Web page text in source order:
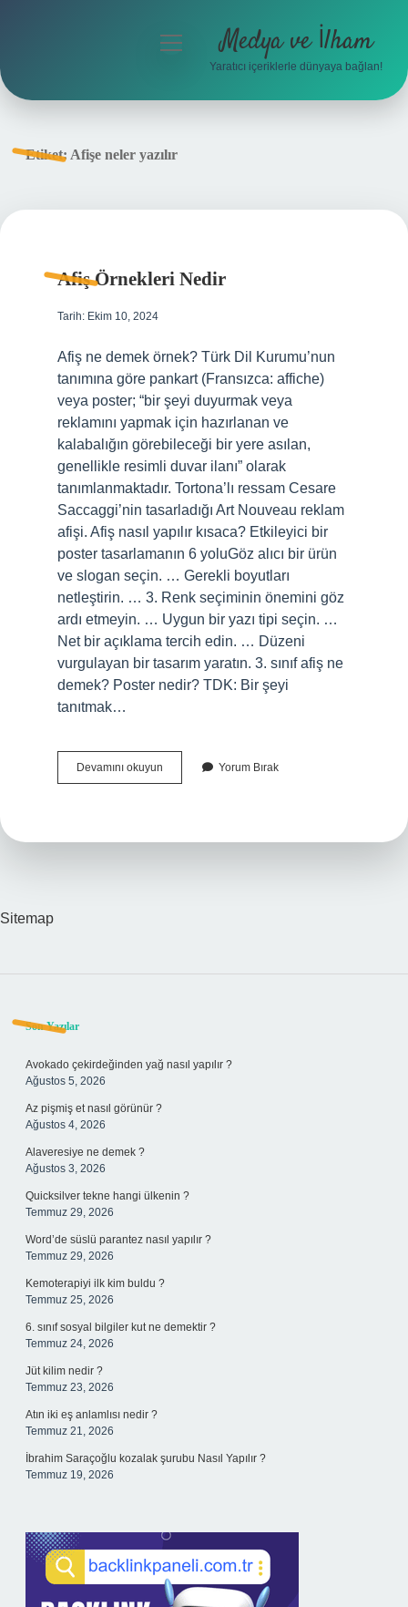
menüyü
Medya ve İlham
Yaratıcı içeriklerle dünyaya bağlan!
Etiket: Afişe neler yazılır
Afiş Örnekleri Nedir
Tarih: Ekim 10, 2024
Afiş ne demek örnek? Türk Dil Kurumu’nun
tanımına göre pankart (Fransızca: affiche)
veya poster; “bir şeyi duyurmak veya
reklamını yapmak için hazırlanan ve
kalabalığın görebileceği bir yere asılan,
genellikle resimli duvar ilanı” olarak
tanımlanmaktadır. Tortona’lı ressam Cesare
Saccaggi’nin tasarladığı Art Nouveau reklam
afişi. Afiş nasıl yapılır kısaca? Etkileyici bir
poster tasarlamanın 6 yoluGöz alıcı bir ürün
ve slogan seçin. … Gerekli boyutları
netleştirin. … 3. Renk seçiminin önemini göz
ardı etmeyin. … Uygun bir yazı tipi seçin. …
Net bir açıklama tercih edin. … Düzeni
vurgulayan bir tasarım yaratın. 3. sınıf afiş ne
demek? Poster nedir? TDK: Bir şeyi
tanıtmak…
Devamını okuyun
Örnekleri
Yorum Bırak
Sitemap
Sidebar
Son Yazılar
Avokado çekirdeğinden yağ nasıl yapılır ?
Ağustos 5, 2026
Az pişmiş et nasıl görünür ?
Ağustos 4, 2026
Alaveresiye ne demek ?
Ağustos 3, 2026
Quicksilver tekne hangi ülkenin ?
Temmuz 29, 2026
Word’de süslü parantez nasıl yapılır ?
Temmuz 29, 2026
Kemoterapiyi ilk kim buldu ?
Temmuz 25, 2026
6. sınıf sosyal bilgiler kut ne demektir ?
Temmuz 24, 2026
Jüt kilim nedir ?
Temmuz 23, 2026
Atın iki eş anlamlısı nedir ?
Temmuz 21, 2026
İbrahim Saraçoğlu kozalak şurubu Nasıl Yapılır ?
Temmuz 19, 2026